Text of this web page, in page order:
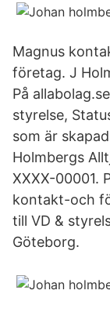
Magnus
företag. J
På
styrelse,
som är
Holmbergs
XXXX-00001.
kontakt-och
till VD &
Göteborg.